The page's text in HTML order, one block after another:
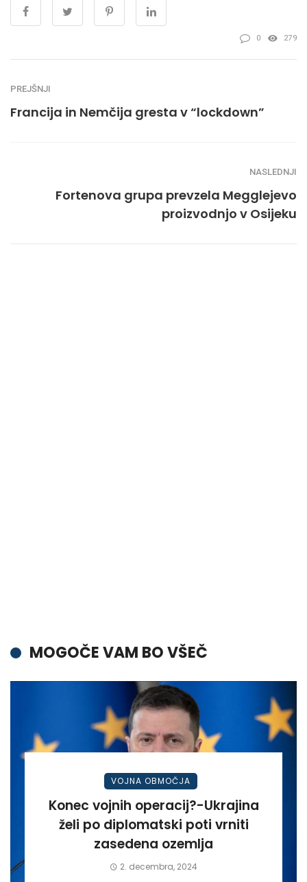
0 279
PREJŠNJI
Francija in Nemčija gresta v “lockdown”
NASLEDNJI
Fortenova grupa prevzela Megglejevo
proizvodnjo v Osijeku
MOGOČE VAM BO VŠEČ
VOJNA OBMOČJA
Konec vojnih operacij?-Ukrajina
želi po diplomatski poti vrniti
zasedena ozemlja
2. decembra, 2024